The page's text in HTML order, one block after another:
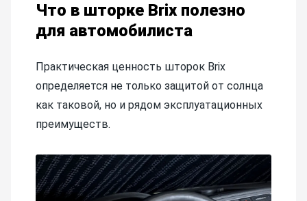
Что в шторке Brix полезно
для автомобилиста
Практическая ценность шторок Brix
определяется не только защитой от солнца
как таковой, но и рядом эксплуатационных
преимуществ.